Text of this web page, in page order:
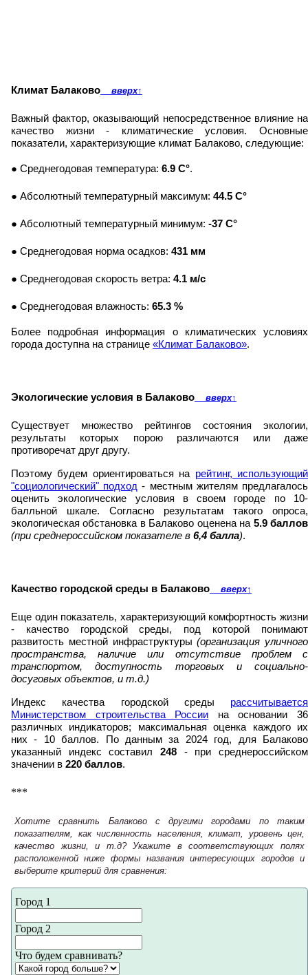
Климат Балаково вверх↑
Важный фактор, оказывающий непосредственное влияние на
качество жизни - климатические условия. Основные
показатели, характеризующие климат Балаково, следующие:
● Среднегодовая температура: 6.9 C°.
● Абсолютный температурный максимум: 44.5 C°
● Абсолютный температурный минимум: -37 C°
● Среднегодовая норма осадков: 431 мм
● Среднегодовая скорость ветра: 4.1 м/с
● Среднегодовая влажность: 65.3 %
Более подробная информация о климатических условиях
города доступна на странице «Климат Балаково».
Экологические условия в Балаково вверх↑
Существует множество рейтингов состояния экологии,
результаты которых порою различаются или даже
противоречат друг другу.
Поэтому будем ориентироваться на рейтинг, использующий
"социологический" подход - местным жителям предлагалось
оценить экологические условия в своем городе по 10-
балльной шкале. Согласно результатам такого опроса,
экологическая обстановка в Балаково оценена на 5.9 баллов
(при среднероссийском показателе в 6,4 балла).
Качество городской среды в Балаково вверх↑
Еще один показатель, характеризующий комфортность жизни
- качество городской среды, под которой понимают
развитость местной инфраструктуры(организация уличного
пространства, наличие или отсутствие проблем с
транспортом, доступность торговых и социально-
досуговых объектов, и т.д.)
Индекс качества городской среды рассчитывается
Министерством строительства России на основании 36
различных индикаторов; максимальная оценка каждого их
них - 10 баллов. По данным за 2024 год, для Балаково
указанный индекс составил 248 - при среднероссийском
значении в 220 баллов.
***
Хотите сравнить Балаково с другими городами по таким
показателям, как численность населения, климат, уровень цен,
качество жизни, и т.д? Укажите в соответствующих полях
расположенной ниже формы названия интересующих городов и
выберите критерий для сравнения:
Город 1
Город 2
Что будем сравнивать?